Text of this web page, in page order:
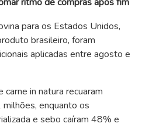
para os Estados Unidos,
brasileiro, foram
aplicadas entre agosto e
in natura recuaram
enquanto os
e sebo caíram 48% e